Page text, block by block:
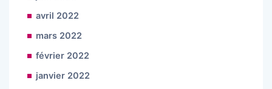
avril 2022
mars 2022
février 2022
janvier 2022